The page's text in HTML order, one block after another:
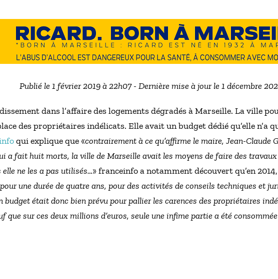
Publié le 1 février 2019 à 22h07 - Dernière mise à jour le 1 décembre
dans l’affaire des logements dégradés à Marseille. La ville
des propriétaires indélicats. Elle avait un budget dédié qu’elle n’a
qui explique que «contrairement à ce qu’affirme le maire, Jean-Claude
a fait huit morts, la ville de Marseille avait les moyens de faire des
ne les a pas utilisés…» franceinfo a notamment découvert qu’en
une durée de quatre ans, pour des activités de conseils techniques et
budget était donc bien prévu pour pallier les carences des propriétaires
que sur ces deux millions d’euros, seule une infime partie a été